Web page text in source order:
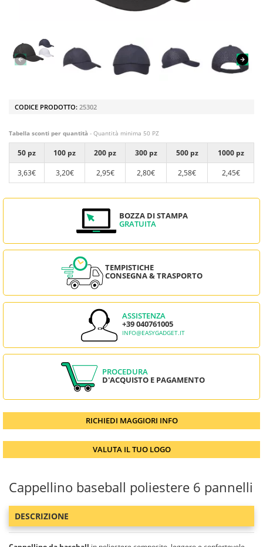
CODICE PRODOTTO: 25302
Tabella sconti per quantità - Quantità minima 50 PZ
50 pz 100 pz 200 pz 300 pz 500 pz
1000 pz
3,63€
3,20€ 2,95€ 2,80€ 2,58€ 2,45€
BOZZA DI STAMPA
GRATUITA
TEMPISTICHE
CONSEGNA & TRASPORTO
ASSISTENZA
+39 040761005
INFO@EASYGADGET.IT
PROCEDURA
D'ACQUISTO E PAGAMENTO
RICHIEDI MAGGIORI INFO
VALUTA IL TUO LOGO
Cappellino baseball poliestere 6 pannelli
DESCRIZIONE